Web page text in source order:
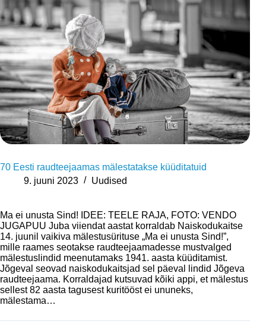
70 Eesti raudteejaamas mälestatakse küüditatuid
9. juuni 2023
Uudised
Ma ei unusta Sind! IDEE: TEELE RAJA, FOTO: VENDO
JUGAPUU Juba viiendat aastat korraldab Naiskodukaitse
14. juunil vaikiva mälestusürituse „Ma ei unusta Sind!”,
mille raames seotakse raudteejaamadesse mustvalged
mälestuslindid meenutamaks 1941. aasta küüditamist.
Jõgeval seovad naiskodukaitsjad sel päeval lindid Jõgeva
raudteejaama. Korraldajad kutsuvad kõiki appi, et mälestus
sellest 82 aasta tagusest kuritööst ei ununeks,
mälestama…